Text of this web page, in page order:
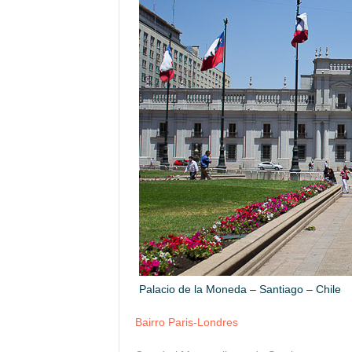
Palacio de la Moneda – Santiago – Chile
Bairro Paris-Londres